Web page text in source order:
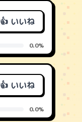
👍 いいね
0.0%
👍 いいね
0.0%